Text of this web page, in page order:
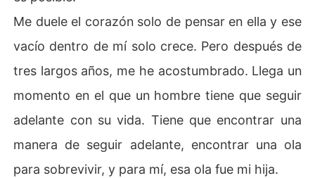
Me duele el corazón solo de pensar en ella y ese
vacío dentro de mí solo crece. Pero después de
tres largos años, me he acostumbrado. Llega un
momento en el que un hombre tiene que seguir
adelante con su vida. Tiene que encontrar una
manera de seguir adelante, encontrar una ola
para sobrevivir, y para mí, esa ola fue mi hija.